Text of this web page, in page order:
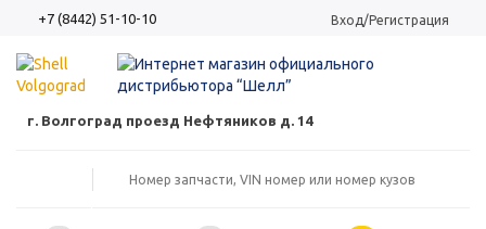
+7 (8442) 51-10-10 Вход/Регистрация
г. Волгоград проезд Нефтяников д. 14